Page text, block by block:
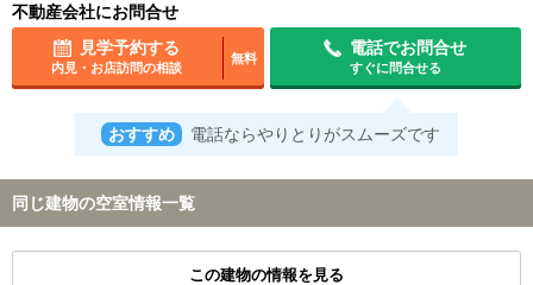
不動産会社にお問合せ
見学予約する
内見・お店訪問の相談
無料
電話でお問合せ
すぐに問合せる
おすすめ 電話ならやりとりがスムーズです
同じ建物の空室情報一覧
この建物の情報を見る